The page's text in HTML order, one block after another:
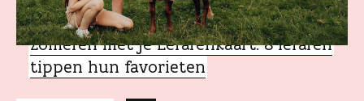
MET JE LERARENKAART
Zomeren met je Lerarenkaart: 8 leraren
tippen hun favorieten